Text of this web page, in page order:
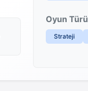
Oyun Türü
Strateji